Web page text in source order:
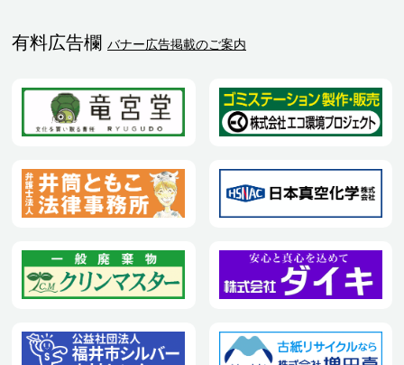
有料広告欄 バナー広告掲載のご案内